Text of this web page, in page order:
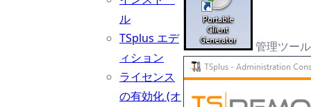
ル
TSplus エデ
ィション
ライセンス
の有効化 (オ
管理ツー